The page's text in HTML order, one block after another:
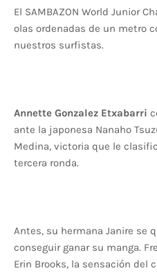
El SAMBAZON World Junior
olas ordenadas de un metro
nuestros surfistas.
Annette Gonzalez Etxabarri
ante la japonesa Nanaho
Medina, victoria que le
tercera ronda.
Antes, su hermana Janire se
conseguir ganar su manga.
Erin Brooks, la sensación del